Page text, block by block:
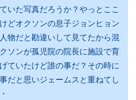
いた写真だろうか？やっとここ
どオクソンの息子ジョンヒョン
物だと勘違いして見てたから混
ソンが孤児院の院長に施設で育
ていたけど誰の事だ？その時に
だと思いジェームスと重ねてし